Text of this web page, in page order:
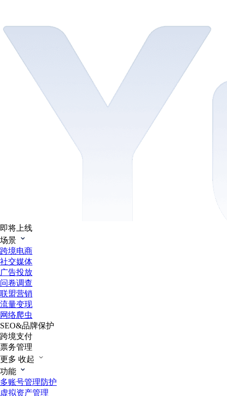
即将上线
场景
跨境电商
社交媒体
广告投放
问卷调查
联盟营销
流量变现
网络爬虫
SEO&品牌保护
跨境支付
票务管理
更多 收起
功能
多账号管理防护
虚拟资产管理